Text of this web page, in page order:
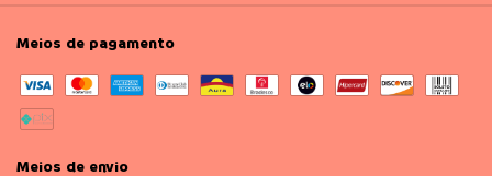
Meios de pagamento
Meios de envio